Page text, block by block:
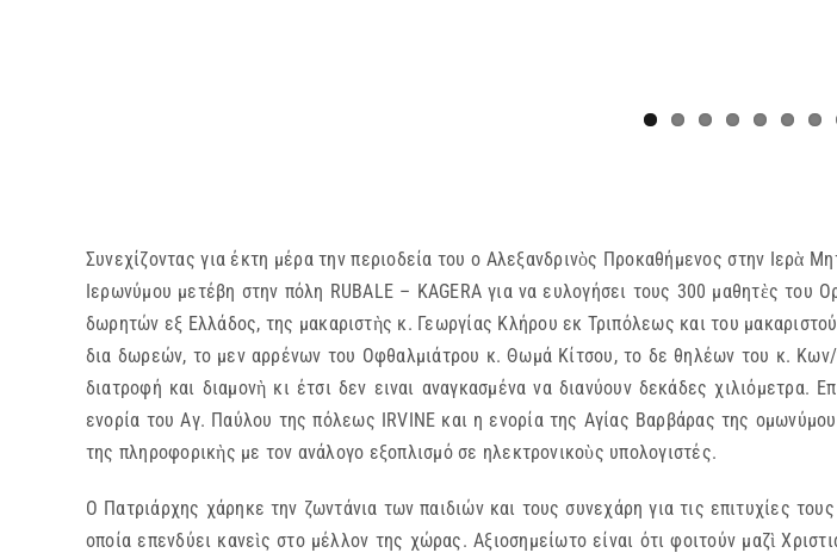
Συνεχίζοντας για έκτη μέρα την περιοδεία του ο Αλεξανδρινὸς Προκαθήμενος στην Ιερὰ
Ιερωνύμου μετέβη στην πόλη RUBALE – KAGERA για να ευλογήσει τους 300 μαθητὲς του
δωρητών εξ Ελλάδος, της μακαριστὴς κ. Γεωργίας Κλήρου εκ Τριπόλεως και του
δια δωρεών, το μεν αρρένων του Οφθαλμιάτρου κ. Θωμά Κίτσου, το δε θηλέων του κ.
διατροφή και διαμονὴ κι έτσι δεν ειναι αναγκασμένα να διανύουν δεκάδες
ενορία του Αγ. Παύλου της πόλεως IRVINE και η ενορία της Αγίας Βαρβάρας της
της πληροφορικὴς με τον ανάλογο εξοπλισμό σε ηλεκτρονικοὺς υπολογιστές.
Ο Πατριάρχης χάρηκε την ζωντάνια των παιδιών και τους συνεχάρη για τις επιτυχίες
οποία επενδύει κανεὶς στο μέλλον της χώρας. Αξιοσημείωτο είναι ότι φοιτούν μαζὶ